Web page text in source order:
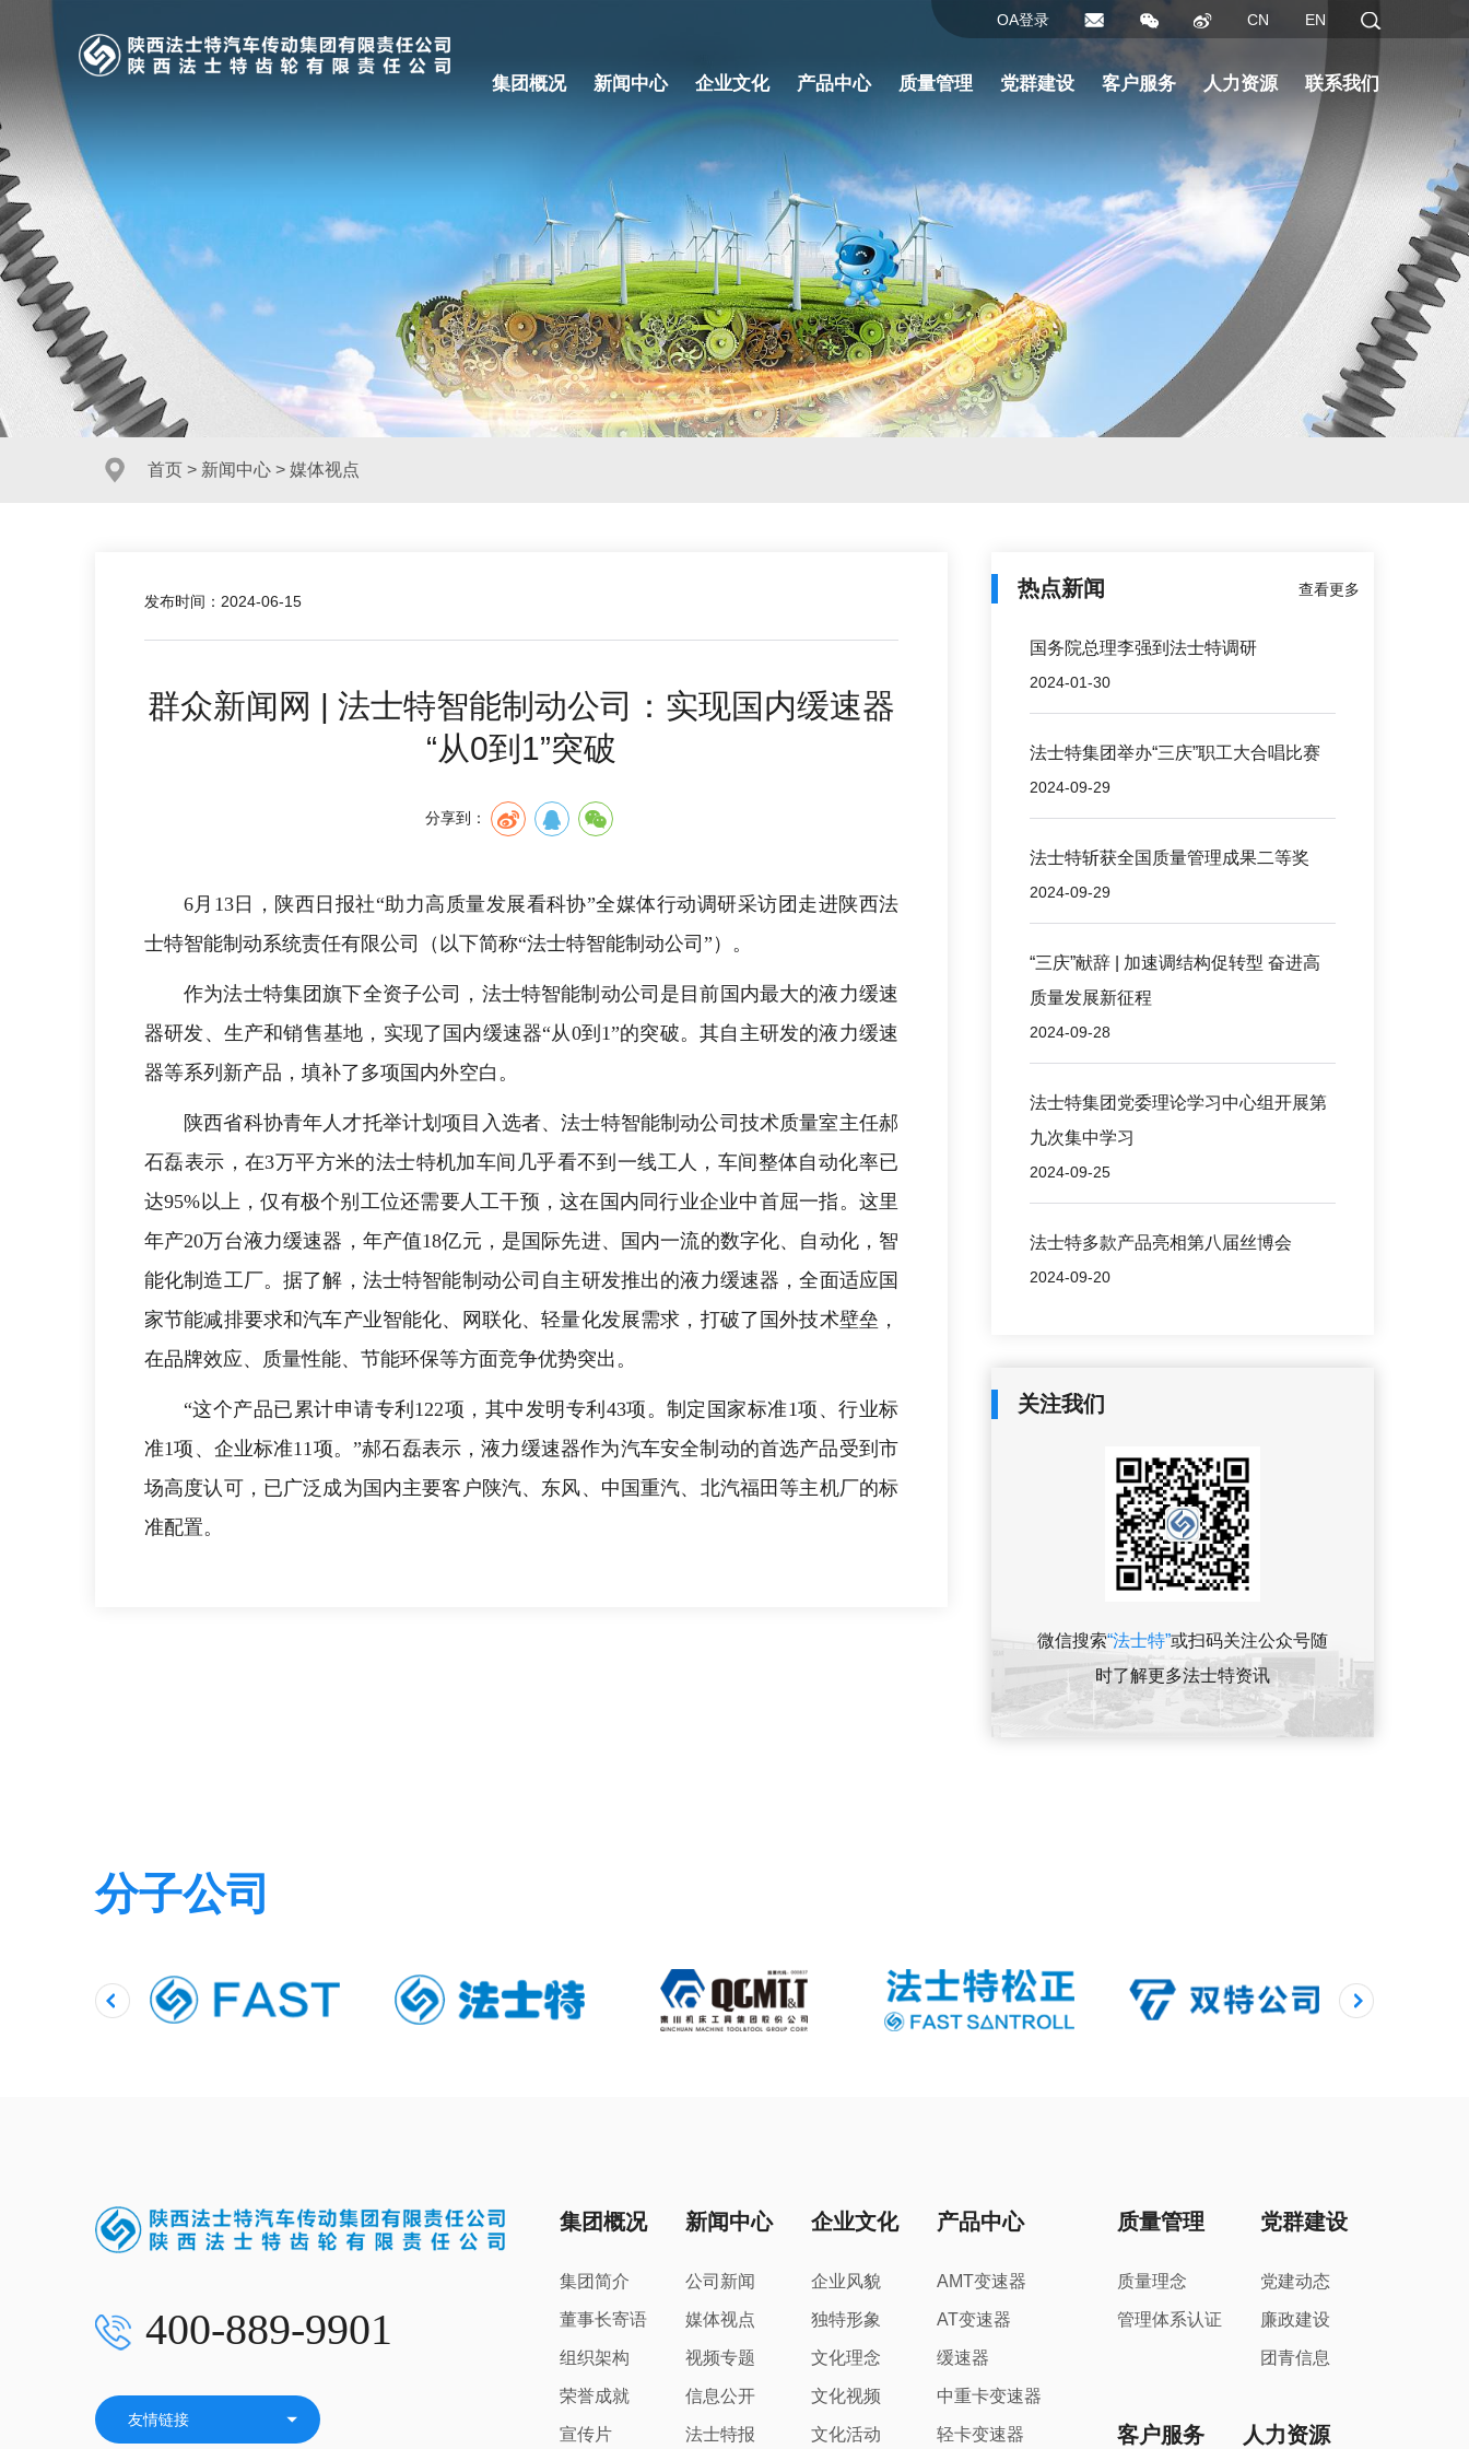
OA登录 CN EN
集团概况 新闻中心 企业文化 产品中心 质量管理 党群建设 客户服务 人力资源 联系我们
首页 > 新闻中心 > 媒体视点
发布时间：2024-06-15
群众新闻网 | 法士特智能制动公司：实现国内缓速器
“从0到1”突破
分享到：
6月13日，陕西日报社“助力高质量发展看科协”全媒体行动调研采访团走进陕西法
士特智能制动系统责任有限公司（以下简称“法士特智能制动公司”）。
作为法士特集团旗下全资子公司，法士特智能制动公司是目前国内最大的液力缓速
器研发、生产和销售基地，实现了国内缓速器“从0到1”的突破。其自主研发的液力缓速
器等系列新产品，填补了多项国内外空白。
陕西省科协青年人才托举计划项目入选者、法士特智能制动公司技术质量室主任郝
石磊表示，在3万平方米的法士特机加车间几乎看不到一线工人，车间整体自动化率已
达95%以上，仅有极个别工位还需要人工干预，这在国内同行业企业中首屈一指。这里
年产20万台液力缓速器，年产值18亿元，是国际先进、国内一流的数字化、自动化，智
能化制造工厂。据了解，法士特智能制动公司自主研发推出的液力缓速器，全面适应国
家节能减排要求和汽车产业智能化、网联化、轻量化发展需求，打破了国外技术壁垒，
在品牌效应、质量性能、节能环保等方面竞争优势突出。
“这个产品已累计申请专利122项，其中发明专利43项。制定国家标准1项、行业标
准1项、企业标准11项。”郝石磊表示，液力缓速器作为汽车安全制动的首选产品受到市
场高度认可，已广泛成为国内主要客户陕汽、东风、中国重汽、北汽福田等主机厂的标
准配置。
热点新闻 查看更多
国务院总理李强到法士特调研
2024-01-30
法士特集团举办“三庆”职工大合唱比赛
2024-09-29
法士特斩获全国质量管理成果二等奖
2024-09-29
“三庆”献辞 | 加速调结构促转型 奋进高
质量发展新征程
2024-09-28
法士特集团党委理论学习中心组开展第
九次集中学习
2024-09-25
法士特多款产品亮相第八届丝博会
2024-09-20
关注我们
微信搜索“法士特”或扫码关注公众号随
时了解更多法士特资讯
分子公司
400-889-9901
友情链接
集团概况
集团简介
董事长寄语
组织架构
荣誉成就
宣传片
新闻中心
公司新闻
媒体视点
视频专题
信息公开
法士特报
企业文化
企业风貌
独特形象
文化理念
文化视频
文化活动
产品中心
AMT变速器
AT变速器
缓速器
中重卡变速器
轻卡变速器
质量管理
质量理念
管理体系认证
党群建设
党建动态
廉政建设
团青信息
客户服务 人力资源